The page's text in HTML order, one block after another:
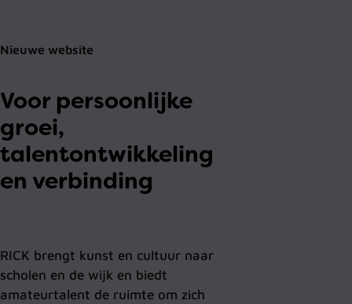
Voor persoonlijke
groei,
talentontwikkeling
en verbinding
Nieuwe website
RICK brengt kunst en cultuur naar
scholen en de wijk en biedt
amateurtalent de ruimte om zich